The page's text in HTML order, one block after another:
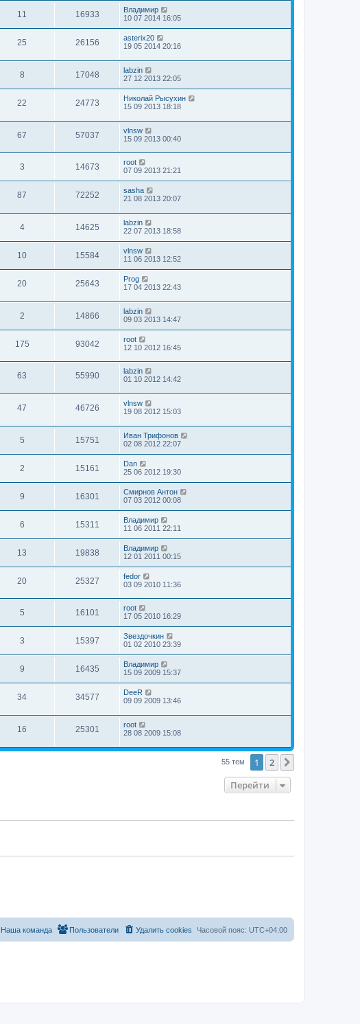
11 16933
Владимир
10 07 2014 16:05
25 26156
asterix20
19 05 2014 20:16
8 17048
labzin
27 12 2013 22:05
22 24773
Николай Рысухин
15 09 2013 18:18
67 57037
vlnsw
15 09 2013 00:40
3 14673
root
07 09 2013 21:21
87 72252
sasha
21 08 2013 20:07
4 14625
labzin
22 07 2013 18:58
10 15584
vlnsw
11 06 2013 12:52
20 25643
Prog
17 04 2013 22:43
2 14866
labzin
09 03 2013 14:47
175 93042
root
12 10 2012 16:45
63 55990
labzin
01 10 2012 14:42
47 46726
vlnsw
19 08 2012 15:03
5 15751
Иван Трифонов
02 08 2012 22:07
2 15161
Dan
25 06 2012 19:30
9 16301
Смирнов Антон
07 03 2012 00:08
6 15311
Владимир
11 06 2011 22:11
13 19838
Владимир
12 01 2011 00:15
20 25327
fedor
03 09 2010 11:36
5 16101
root
17 05 2010 16:29
3 15397
Звездочкин
01 02 2010 23:39
9 16435
Владимир
15 09 2009 15:37
34 34577
DeeR
09 09 2009 13:46
16 25301
root
28 08 2009 15:08
55 тем 1 2
Перейти
Часовой пояс: UTC+04:00
Удалить cookies
Пользователи
Наша команда